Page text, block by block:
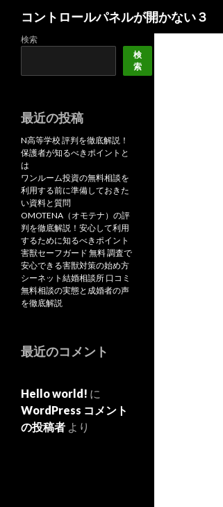
コントロールパネルが開かない３
検索
検
索
最近の投稿
N高等学校 評判を徹底解説！
保護者が知るべきポイントと
は
ワンルーム投資の無料相談を
利用する前に準備しておきた
い資料と質問
OMOTENA（オモテナ）の評
判を徹底解説！安心して利用
するために知るべきポイント
害獣セーフガード 無料 調査で
安心できる害獣対策の始め方
シーネット結婚相談所 口コミ
無料相談の実態と成婚者の声
を徹底解説
最近のコメント
Hello world! に
WordPress コメント
の投稿者 より